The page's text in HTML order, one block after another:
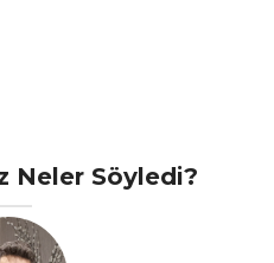
Neler Söyledi?